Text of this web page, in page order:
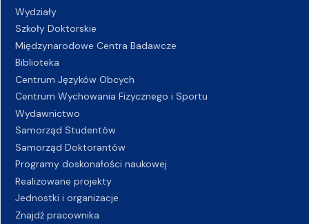
Wydziały
Szkoły Doktorskie
Międzynarodowe Centra Badawcze
Biblioteka
Centrum Języków Obcych
Centrum Wychowania Fizycznego i Sportu
Wydawnictwo
Samorząd Studentów
Samorząd Doktorantów
Programy doskonałości naukowej
Realizowane projekty
Jednostki i organizacje
Znajdź pracownika